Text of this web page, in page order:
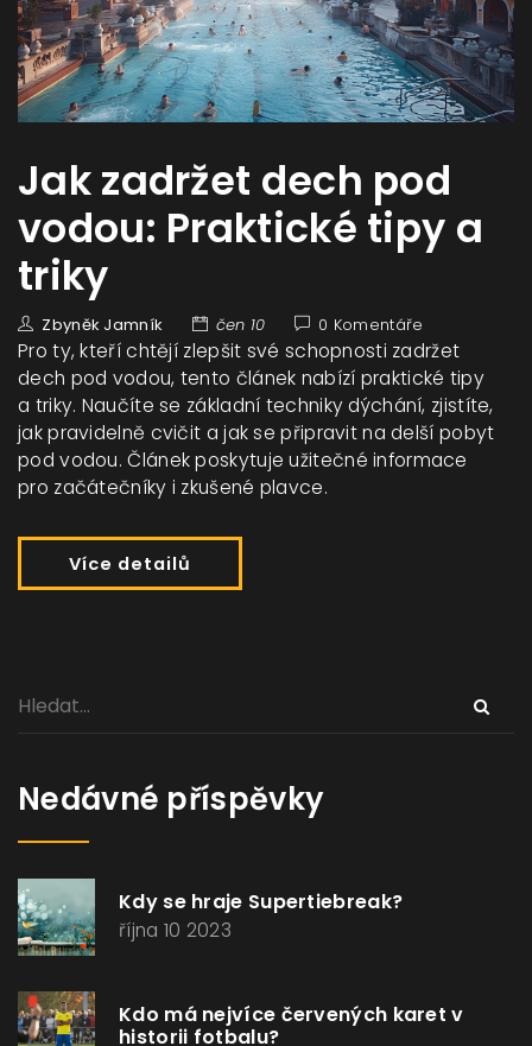
Jak zadržet dech pod
vodou: Praktické tipy a
triky
Zbyněk Jamník čen 10 0 Komentáře
Pro ty, kteří chtějí zlepšit své schopnosti zadržet
dech pod vodou, tento článek nabízí praktické tipy
a triky. Naučíte se základní techniky dýchání, zjistíte,
jak pravidelně cvičit a jak se připravit na delší pobyt
pod vodou. Článek poskytuje užitečné informace
pro začátečníky i zkušené plavce.
Více detailů
Nedávné příspěvky
Kdy se hraje Supertiebreak?
října 10 2023
Kdo má nejvíce červených karet v
historii fotbalu?